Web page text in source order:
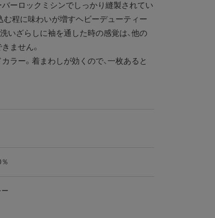
ーロックミシンでしっかり縫製されてい
む程に味わいが増すヘビーデューティー
いざらしに袖を通した時の感覚は、他の
ません。
ラー。着まわしが効くので、一枚あると